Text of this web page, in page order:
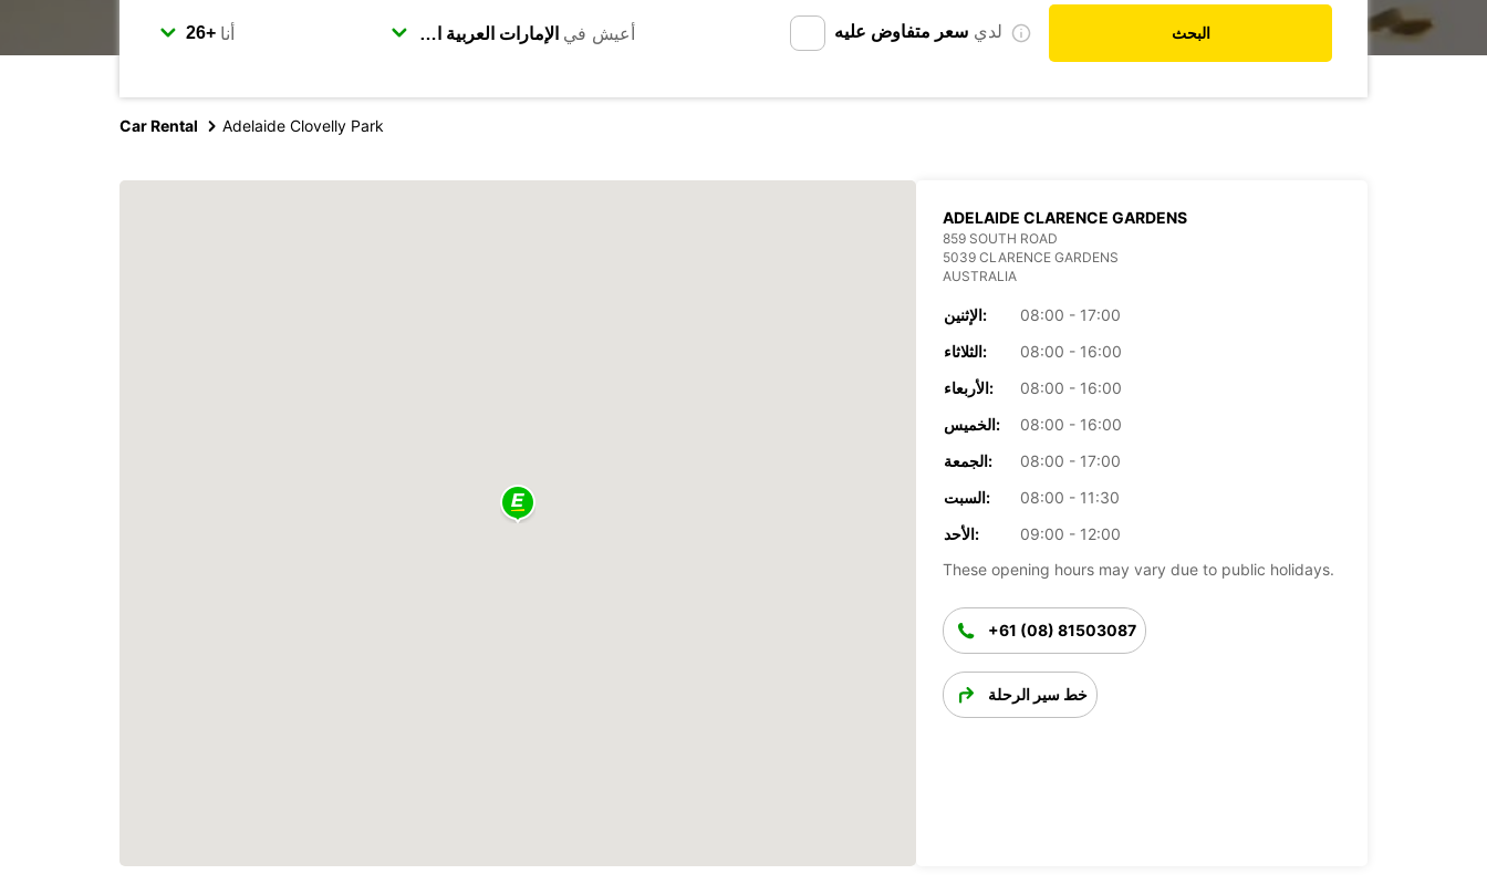
أنا أعيش في لدي سعر متفاوض عليه البحث
Car Rental Adelaide Clovelly Park
ADELAIDE CLARENCE GARDENS
859 SOUTH ROAD
5039 CLARENCE GARDENS
AUSTRALIA
الإثنين:
08:00 - 17:00
الثلاثاء:
08:00 - 16:00
الأربعاء:
08:00 - 16:00
الخميس:
08:00 - 16:00
الجمعة:
08:00 - 17:00
السبت:
08:00 - 11:30
الأحد:
09:00 - 12:00
These opening hours may vary due to public holidays.
+61 (08) 81503087
خط سير الرحلة